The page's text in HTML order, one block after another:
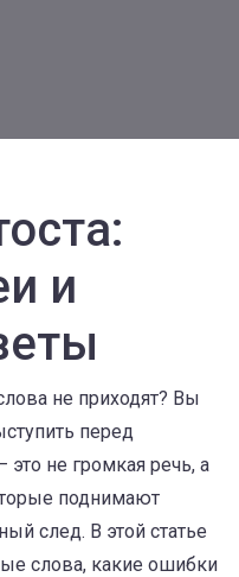
и
не приходят? Вы
перед
не громкая речь, а
поднимают
след. В этой статье
слова, какие ошибки